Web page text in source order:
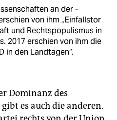
an der
von ihm „Einfallstor
und Rechts­populismus in
2017 erschien von ihm die
in den ­Landtagen“.
Dominanz des
es auch die anderen.